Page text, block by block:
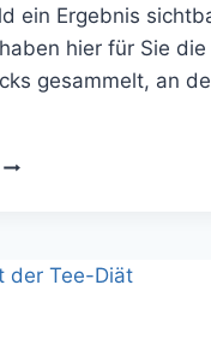
ein Ergebnis
hier für Sie
gesammelt, an
DIE